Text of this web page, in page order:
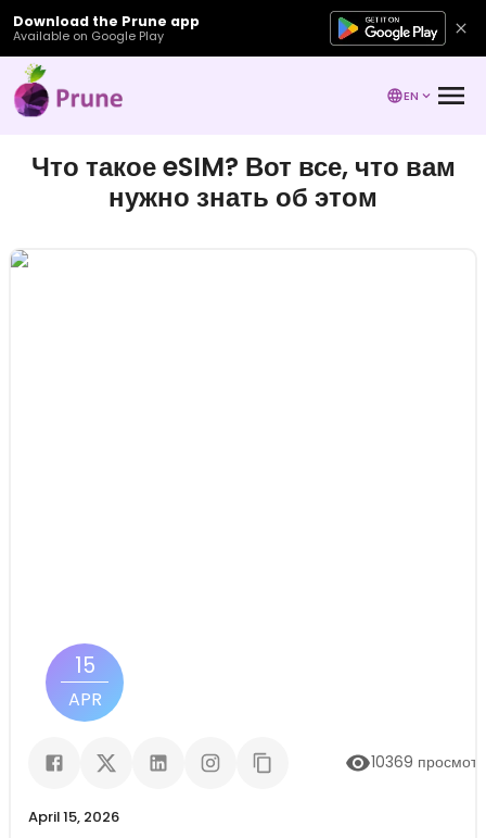
Download the Prune app
Available on Google Play
EN
Что такое eSIM? Вот все, что вам
нужно знать об этом
15
APR
10369
April 15, 2026